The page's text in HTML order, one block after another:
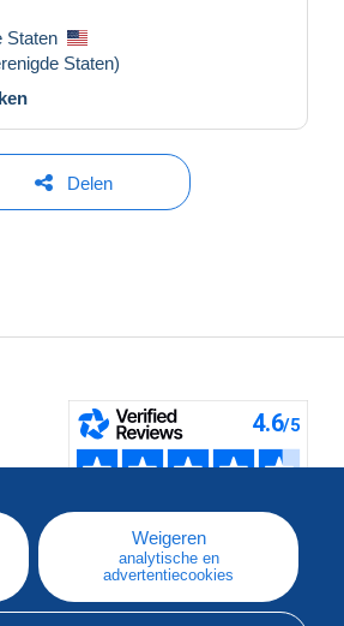
Staten
Staten)
Delen
Weigeren
analytische en
advertentiecookies